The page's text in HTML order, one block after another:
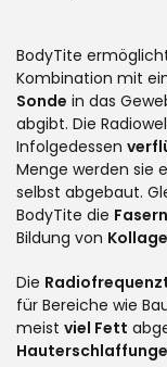
BodyTite
Kombination mit
Sonde in das
abgibt. Die
Infolgedessen
Menge werden sie
selbst abgebaut.
BodyTite die Fasern
Bildung von
Die
für Bereiche wie
meist viel Fett